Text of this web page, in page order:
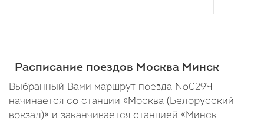
Расписание поездов Москва Минск
Выбранный Вами маршрут поезда №029Ч
начинается со станции «Москва (Белорусский
вокзал)» и заканчивается станцией «Минск-